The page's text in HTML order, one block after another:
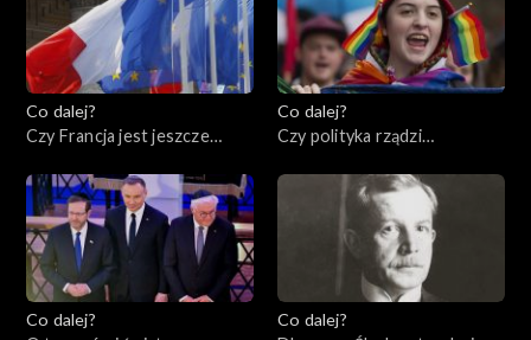
Co dalej?
Czy Francja jest jeszcze
Co dalej?
Czy polityka rządzi
Co dalej?
Co dalej?